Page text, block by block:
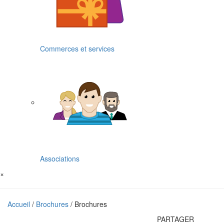
Commerces et services
Associations
×
Accueil / Brochures / Brochures
PARTAGER